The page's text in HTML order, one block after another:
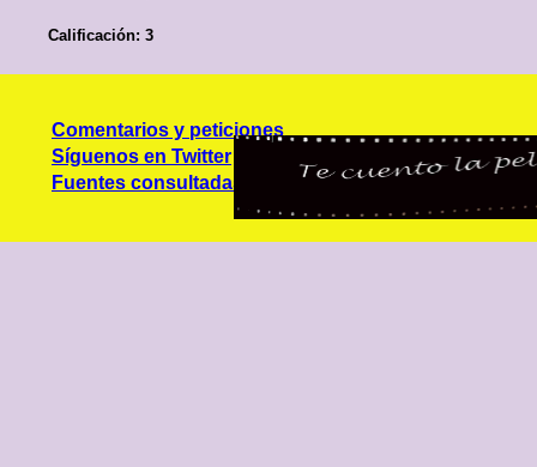
Calificación: 3
Comentarios y peticiones
Síguenos en Twitter
Fuentes consultadas